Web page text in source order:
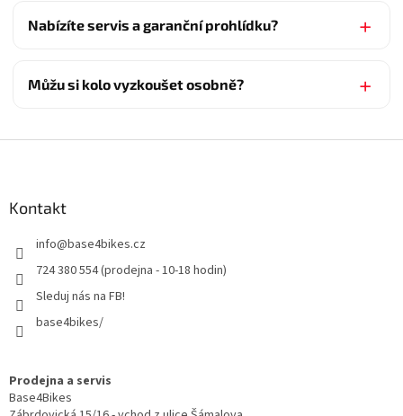
Nabízíte servis a garanční prohlídku?
Můžu si kolo vyzkoušet osobně?
Kontakt
info@base4bikes.cz
724 380 554 (prodejna - 10-18 hodin)
Sleduj nás na FB!
base4bikes/
Prodejna a servis
Base4Bikes